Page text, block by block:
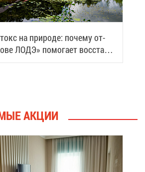
на при­ро­де: по­че­му от­
ЛОДЭ» по­мо­га­ет вос­ста­но­
АК­ЦИИ